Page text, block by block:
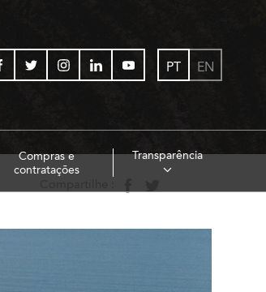
PT EN
Compras e
contratações
Transparência